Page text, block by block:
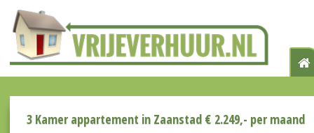
3 Kamer appartement in Zaanstad € 2.249,- per maand